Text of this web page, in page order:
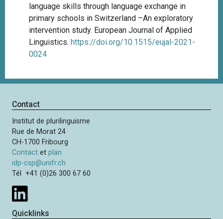
language skills through language exchange in
primary schools in Switzerland –An exploratory
intervention study. European Journal of Applied
Linguistics. https://doi.org/10.1515/eujal-2021-
0024
Contact
Institut de plurilinguisme
Rue de Morat 24
CH-1700 Fribourg
Contact etplan
idp-csp@unifr.ch
Tél +41 (0)26 300 67 60
Quicklinks